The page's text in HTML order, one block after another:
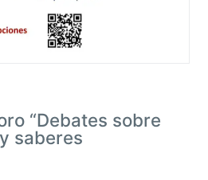
“Debates sobre
saberes